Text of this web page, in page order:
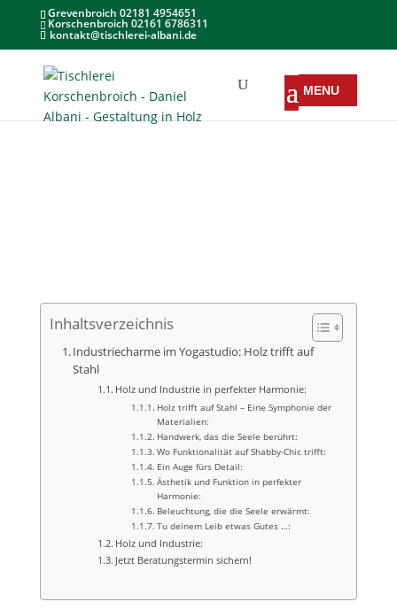
Grevenbroich 02181 4954651
Korschenbroich 02161 6786311
kontakt@tischlerei-albani.de
Inhaltsverzeichnis
Industriecharme im Yogastudio: Holz trifft auf
Stahl
Holz und Industrie in perfekter Harmonie:
Holz trifft auf Stahl – Eine Symphonie der
Materialien:
Handwerk, das die Seele berührt:
Wo Funktionalität auf Shabby-Chic trifft:
Ein Auge fürs Detail:
Ästhetik und Funktion in perfekter
Harmonie:
Beleuchtung, die die Seele erwärmt:
Tu deinem Leib etwas Gutes …:
Holz und Industrie:
Jetzt Beratungstermin sichern!